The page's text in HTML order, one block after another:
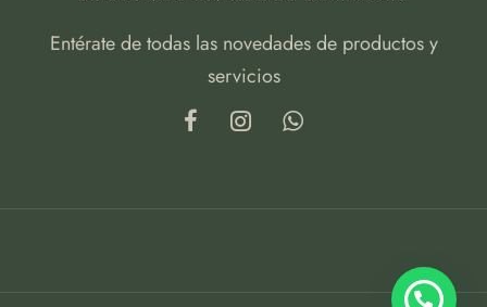
Entérate de todas las novedades de productos y
servicios